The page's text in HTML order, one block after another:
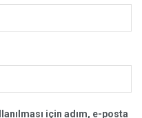
için adım, e-posta